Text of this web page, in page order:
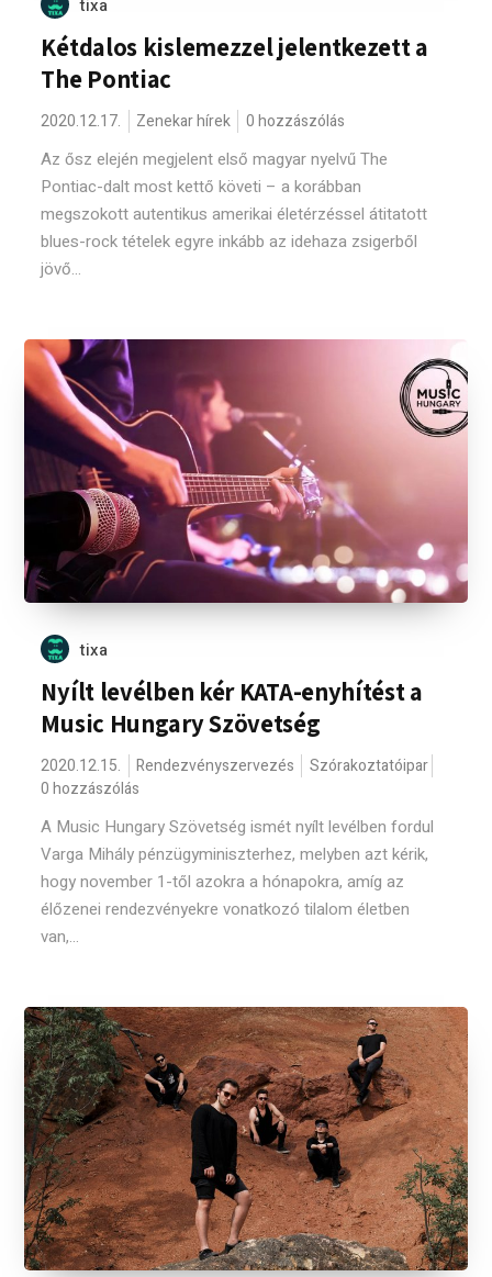
tixa
Kétdalos kislemezzel jelentkezett a
The Pontiac
2020.12.17. Zenekar hírek 0 hozzászólás
Az ősz elején megjelent első magyar nyelvű The
Pontiac-dalt most kettő követi – a korábban
megszokott autentikus amerikai életérzéssel átitatott
blues-rock tételek egyre inkább az idehaza zsigerből
jövő...
tixa
Nyílt levélben kér KATA-enyhítést a
Music Hungary Szövetség
2020.12.15. Rendezvényszervezés
Szórakoztatóipar
0 hozzászólás
A Music Hungary Szövetség ismét nyílt levélben fordul
Varga Mihály pénzügyminiszterhez, melyben azt kérik,
hogy november 1-től azokra a hónapokra, amíg az
élőzenei rendezvényekre vonatkozó tilalom életben
van,...